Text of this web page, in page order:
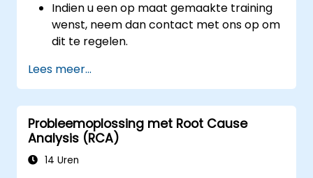
Indien u een op maat gemaakte training
wenst, neem dan contact met ons op om
dit te regelen.
Lees meer...
Probleemoplossing met Root Cause
Analysis (RCA)
14 Uren